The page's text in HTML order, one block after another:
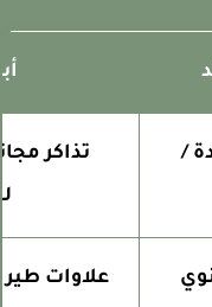
/
تذاكر
علاوات